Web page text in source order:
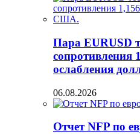
Пара EURUSD
сопротивления
ослабления
06.08.2026
Отчет NFP по